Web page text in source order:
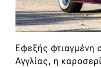
Αποστολή
Συγκρίνουμε
Αγώνες
Εφεξής φτιαγμένη
Αγγλίας, η